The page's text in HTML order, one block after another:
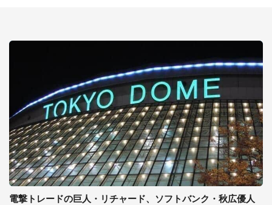
電撃トレードの巨人・リチャード、ソフトバンク・秋広優人